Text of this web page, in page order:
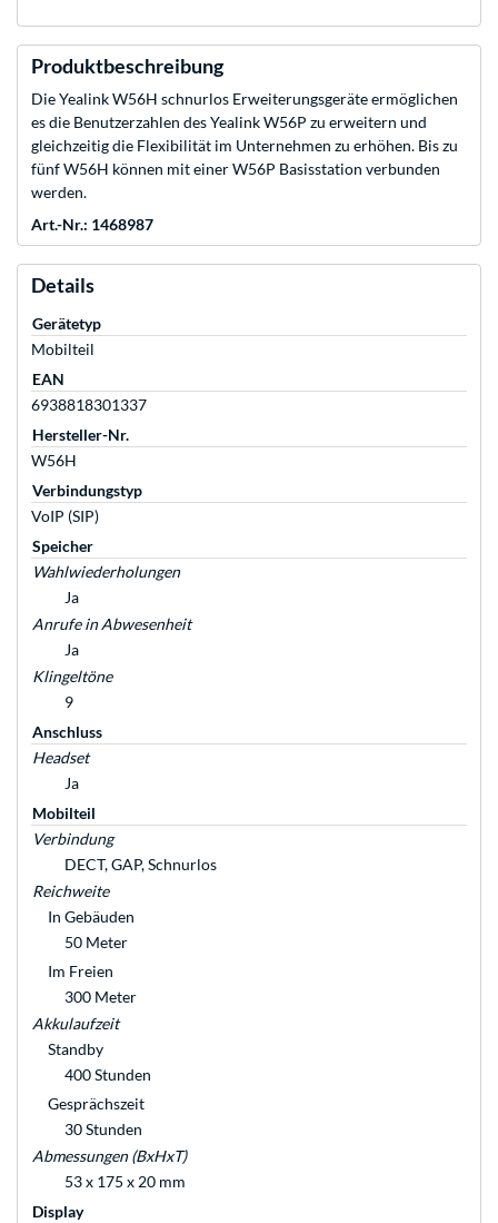
Produktbeschreibung
Die Yealink W56H schnurlos Erweiterungsgeräte ermöglichen
es die Benutzerzahlen des Yealink W56P zu erweitern und
gleichzeitig die Flexibilität im Unternehmen zu erhöhen. Bis zu
fünf W56H können mit einer W56P Basisstation verbunden
werden.
Art.-Nr.: 1468987
Details
Gerätetyp
Mobilteil
EAN
6938818301337
Hersteller-Nr.
W56H
Verbindungstyp
VoIP (SIP)
Speicher
Wahlwiederholungen
Ja
Anrufe in Abwesenheit
Ja
Klingeltöne
9
Anschluss
Headset
Ja
Mobilteil
Verbindung
DECT, GAP, Schnurlos
Reichweite
In Gebäuden
50 Meter
Im Freien
300 Meter
Akkulaufzeit
Standby
400 Stunden
Gesprächszeit
30 Stunden
Abmessungen (BxHxT)
53 x 175 x 20 mm
Display